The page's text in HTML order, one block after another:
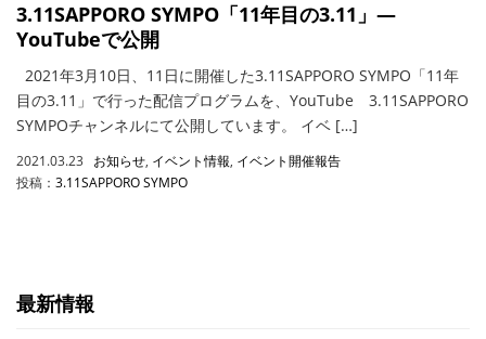
3.11SAPPORO SYMPO「11年目の3.11」—
YouTubeで公開
2021年3月10日、11日に開催した3.11SAPPORO SYMPO「11年
目の3.11」で行った配信プログラムを、YouTube 3.11SAPPORO
SYMPOチャンネルにて公開しています。 イベ […]
2021.03.23 お知らせ, イベント情報, イベント開催報告
投稿： 3.11SAPPORO SYMPO
最新情報